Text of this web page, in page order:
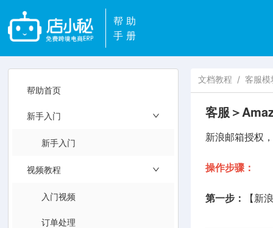
帮助
手册
帮助首页
新手入门
新手入门
视频教程
入门视频
订单处理
文档教程 / 客服模
客服＞
新浪邮箱授权
操作步骤：
第一步： 【新